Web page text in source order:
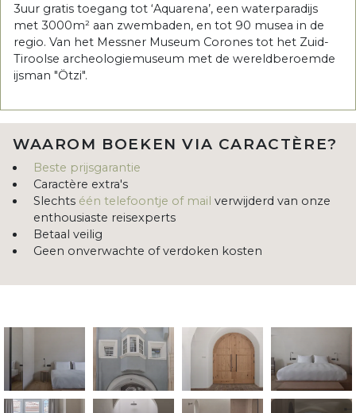
3uur gratis toegang tot ‘Aquarena’, een waterparadijs
met 3000m² aan zwembaden, en tot 90 musea in de
regio. Van het Messner Museum Corones tot het Zuid-
Tiroolse archeologiemuseum met de wereldberoemde
ijsman "Ötzi".
WAAROM BOEKEN VIA CARACTÈRE?
Beste prijsgarantie
Caractère extra's
Slechts één telefoontje of mail verwijderd van onze
enthousiaste reisexperts
Betaal veilig
Geen onverwachte of verdoken kosten